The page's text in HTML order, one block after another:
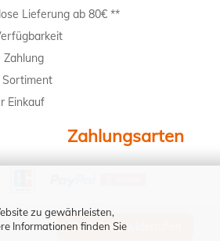
zu gewährleisten,
Informationen finden Sie
Lieferung ab 80€ **
Zahlung
Sortiment
Einkauf
Zahlungsarten
Bestellung widerrufen